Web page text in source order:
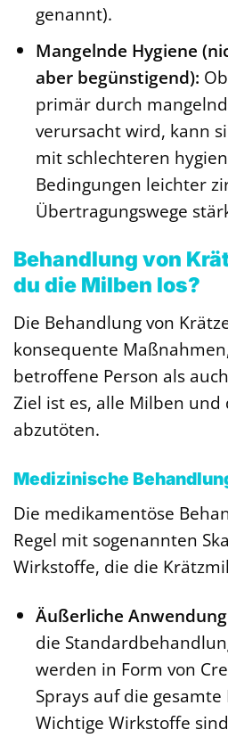
genannt).
Mangelnde Hygiene
aber begünstigend):
primär durch
verursacht wird, kann
mit schlechteren
Bedingungen leichter
Übertragungswege
Behandlung von
du die Milben los?
Die Behandlung von
konsequente
betroffene Person als
Ziel ist es, alle Milben und
abzutöten.
Medizinische
Die medikamentöse
Regel mit sogenannten
Wirkstoffe, die die
Äußerliche
die
werden in Form von
Sprays auf die
Wichtige Wirkstoffe